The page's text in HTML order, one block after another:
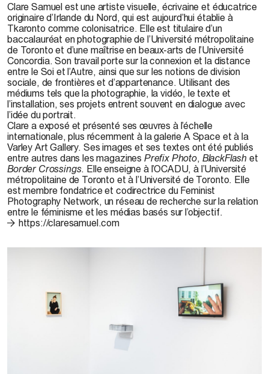
Clare Samuel est une artiste visuelle, écrivaine et éducatrice
originaire d’Irlande du Nord, qui est aujourd’hui établie à
Tkaronto comme colonisatrice. Elle est titulaire d’un
baccalauréat en photographie de l’Université métropolitaine
de Toronto et d’une maîtrise en beaux-arts de l’Université
Concordia. Son travail porte sur la connexion et la distance
entre le Soi et l’Autre, ainsi que sur les notions de division
sociale, de frontières et d’appartenance. Utilisant des
médiums tels que la photographie, la vidéo, le texte et
l’installation, ses projets entrent souvent en dialogue avec
l’idée du portrait.
Clare a exposé et présenté ses œuvres à l’échelle
internationale, plus récemment à la galerie A Spaceet à la
Varley ArtGallery. Ses images et ses textes ont été publiés
entre autres dans les magazines PrefixPhoto, BlackFlash et
Border Crossings. Elle enseigne à l’OCADU, à l’Université
métropolitaine de Toronto et à l’Université de Toronto. Elle
est membre fondatriceet codirectrice du Feminist
Photography Network, un réseau de recherche sur la relation
entre le féminisme et les médias basés sur l’objectif.
https://claresamuel.com